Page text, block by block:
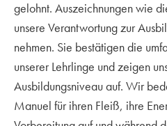
gelohnt. Auszeichnungen wie
unsere Verantwortung zur
nehmen. Sie bestätigen die
unserer Lehrlinge und zeigen
Ausbildungsniveau auf. Wir
Manuel für ihren Fleiß, ihre